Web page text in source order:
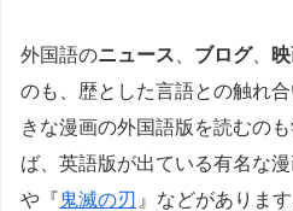
外国語のニュース ブログ、
のも、歴とした言語との触れ
きな漫画の外国語版を読むの
ば、英語版が出ている有名な
や『鬼滅の刃 』などがありま